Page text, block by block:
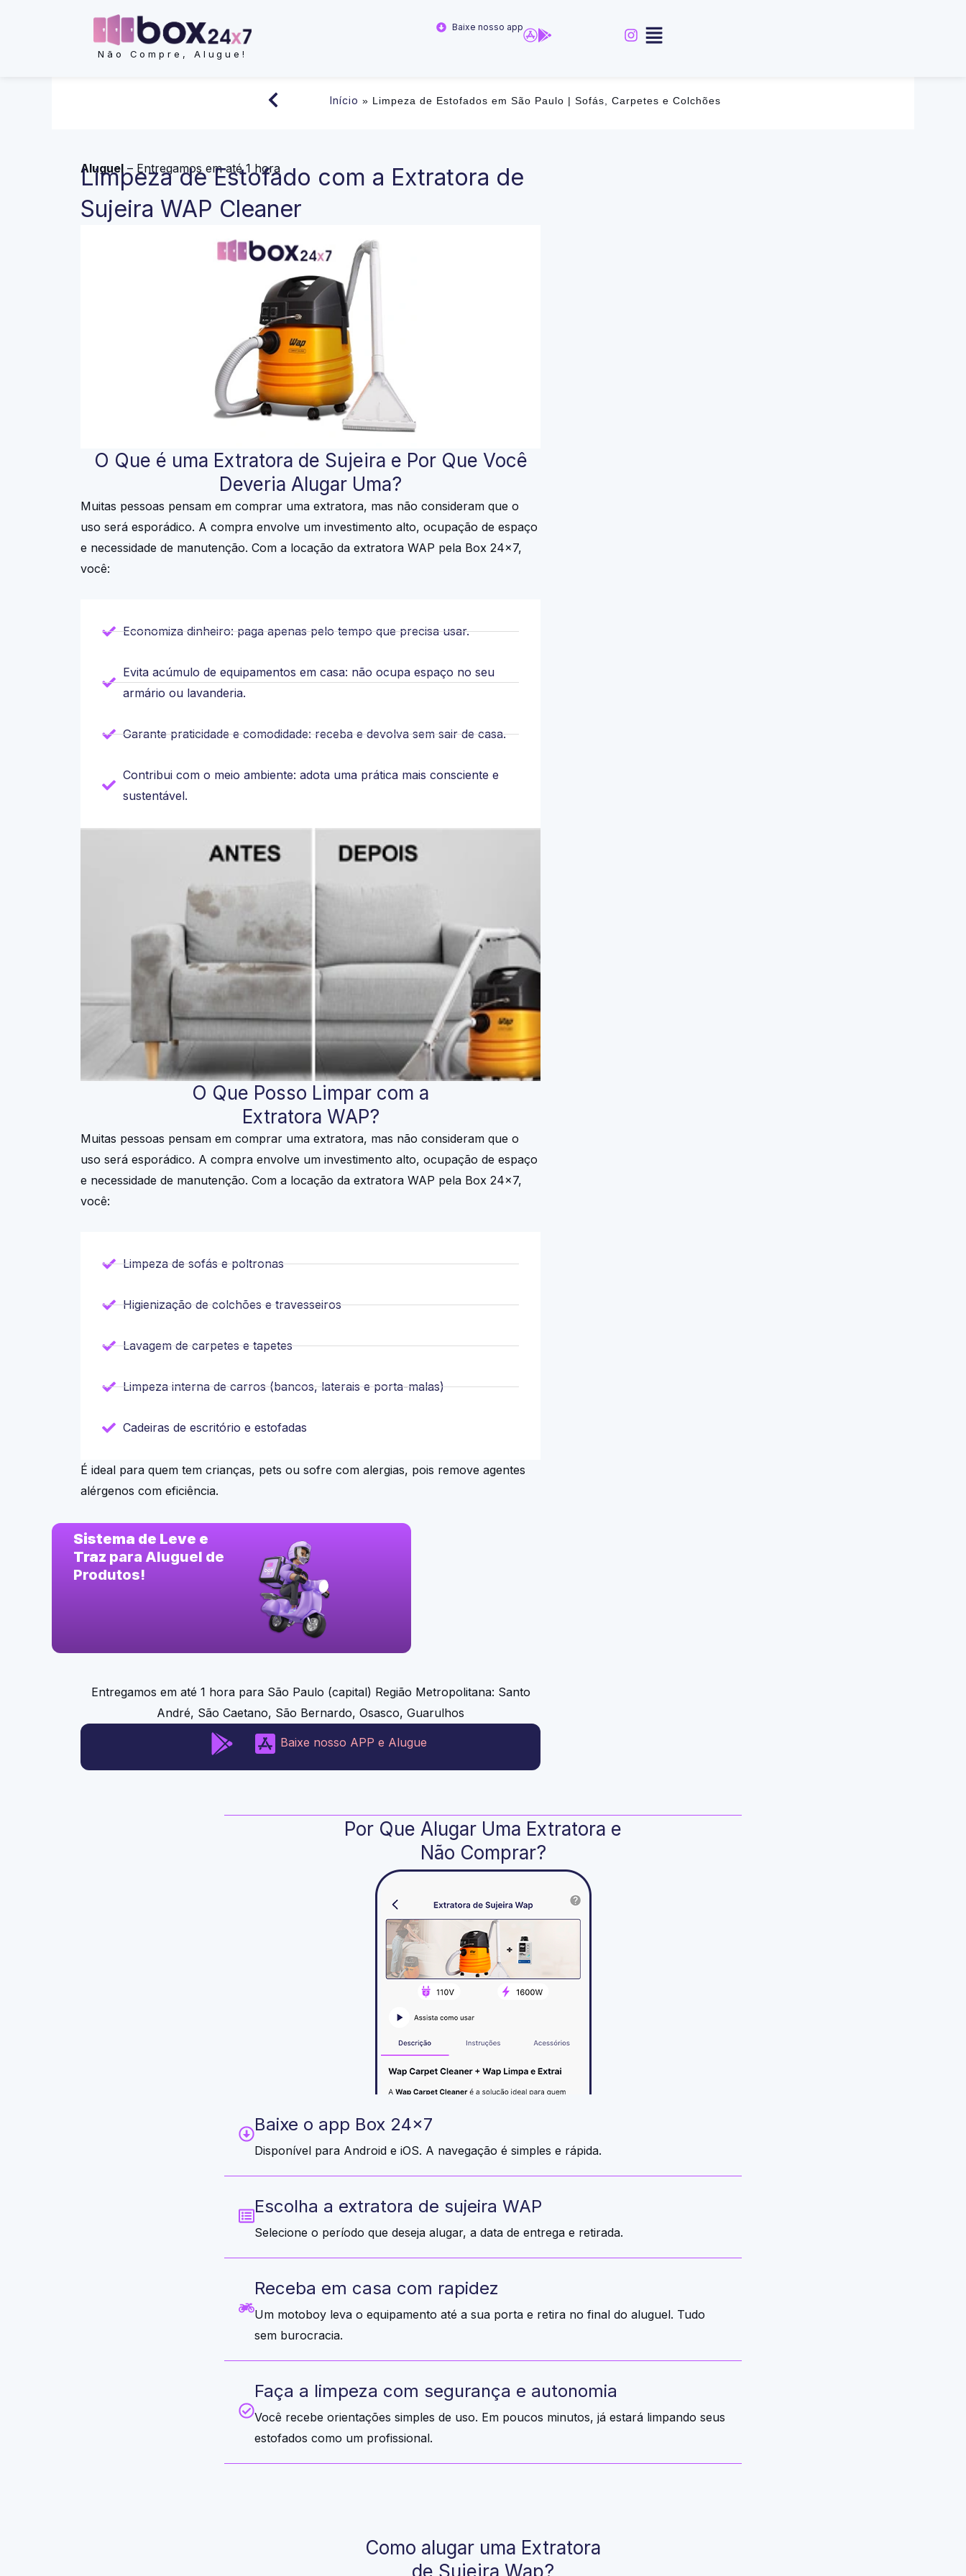
Não Compre, Alugue!
Baixe nosso app
Início » Limpeza de Estofados em São Paulo | Sofás, Carpetes e Colchões
Aluguel – Entregamos em até 1 hora
Limpeza de Estofado com a Extratora de
Sujeira WAP Cleaner
O Que é uma Extratora de Sujeira e Por Que Você
Deveria Alugar Uma?
Muitas pessoas pensam em comprar uma extratora, mas não consideram que o
uso será esporádico. A compra envolve um investimento alto, ocupação de espaço
e necessidade de manutenção. Com a locação da extratora WAP pela Box 24×7,
você:
Economiza dinheiro: paga apenas pelo tempo que precisa usar.
Evita acúmulo de equipamentos em casa: não ocupa espaço no seu
armário ou lavanderia.
Garante praticidade e comodidade: receba e devolva sem sair de casa.
Contribui com o meio ambiente: adota uma prática mais consciente e
sustentável.
O Que Posso Limpar com a
Extratora WAP?
Muitas pessoas pensam em comprar uma extratora, mas não consideram que o
uso será esporádico. A compra envolve um investimento alto, ocupação de espaço
e necessidade de manutenção. Com a locação da extratora WAP pela Box 24×7,
você:
Limpeza de sofás e poltronas
Higienização de colchões e travesseiros
Lavagem de carpetes e tapetes
Limpeza interna de carros (bancos, laterais e porta-malas)
Cadeiras de escritório e estofadas
É ideal para quem tem crianças, pets ou sofre com alergias, pois remove agentes
alérgenos com eficiência.
Sistema de Leve e
Traz para Aluguel de
Produtos!
Entregamos em até 1 hora para São Paulo (capital) Região Metropolitana: Santo
André, São Caetano, São Bernardo, Osasco, Guarulhos
Baixe nosso APP e Alugue
Por Que Alugar Uma Extratora e
Não Comprar?
Baixe o app Box 24x7
Disponível para Android e iOS. A navegação é simples e rápida.
Escolha a extratora de sujeira WAP
Selecione o período que deseja alugar, a data de entrega e retirada.
Receba em casa com rapidez
Um motoboy leva o equipamento até a sua porta e retira no final do aluguel. Tudo
sem burocracia.
Faça a limpeza com segurança e autonomia
Você recebe orientações simples de uso. Em poucos minutos, já estará limpando seus
estofados como um profissional.
Como alugar uma Extratora
de Sujeira Wap?